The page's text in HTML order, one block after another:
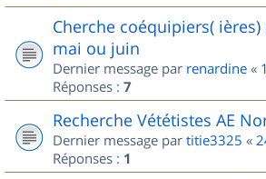
Cherche coéquipiers( ières)
mai ou juin
Dernier message par renardine «
Réponses : 7
Recherche Vététistes AE
Dernier message par titie3325 «
Réponses : 1